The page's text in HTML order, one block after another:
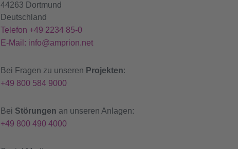
44263 Dortmund
Deutschland
Telefon +49 2234 85-0
E-Mail: info@amprion.net
Bei Fragen zu unseren Projekten:
+49 800 584 9000
Bei Störungen an unseren Anlagen:
+49 800 490 4000